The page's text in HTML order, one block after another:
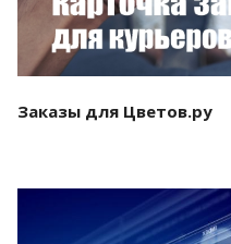
Заказы для Цветов.ру